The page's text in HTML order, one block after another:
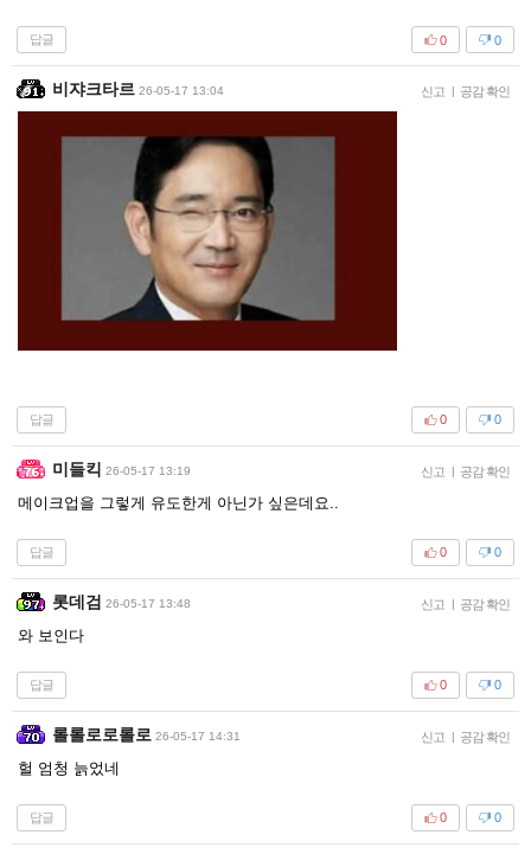
답글 0
0
비쟈크타르 26-05-17 13:04 신고 | 공감 확인
답글 0
0
미들킥 26-05-17 13:19 신고 | 공감 확인
메이크업을 그렇게 유도한게 아닌가 싶은데요..
답글 0
0
롯데검 26-05-17 13:48 신고 | 공감 확인
와 보인다
답글 0
0
롤롤로로롤로 26-05-17 14:31 신고 | 공감 확인
헐 엄청 늙었네
답글 0
0